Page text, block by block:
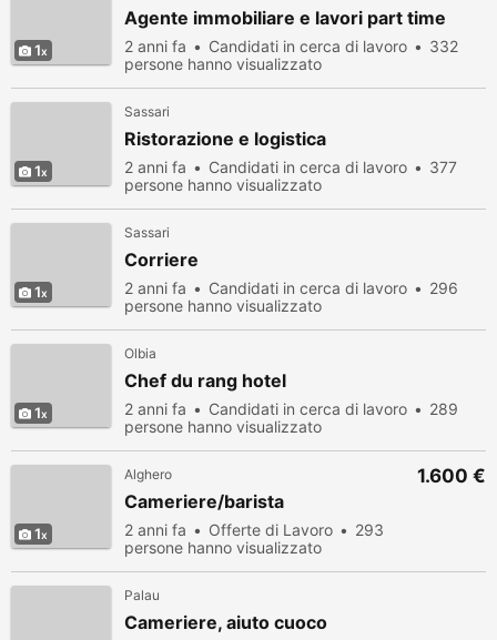
1
Agente immobiliare e lavori part time
2 anni fa Candidati in cerca di lavoro
332
persone hanno visualizzato
1
Sassari
Ristorazione e logistica
2 anni fa Candidati in cerca di lavoro
377
persone hanno visualizzato
1
Sassari
Corriere
2 anni fa Candidati in cerca di lavoro
296
persone hanno visualizzato
1
Olbia
Chef du rang hotel
2 anni fa Candidati in cerca di lavoro
289
persone hanno visualizzato
1
Alghero
Cameriere/barista
2 anni fa Offerte di Lavoro
293
persone hanno visualizzato
1.600 €
Palau
Cameriere, aiuto cuoco